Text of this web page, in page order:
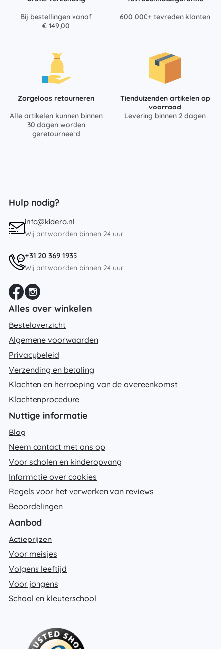
Bij bestellingen vanaf
€ 149,00
600 000+ tevreden klanten
Zorgeloos retourneren
Alle artikelen kunnen binnen
30 dagen worden
geretourneerd
Tienduizenden artikelen op
voorraad
Levering binnen 2 dagen
Hulp nodig?
info@kidero.nl
Wij antwoorden binnen 24 uur
+31 20 369 1935
Wij antwoorden binnen 24 uur
Alles over winkelen
Besteloverzicht
Algemene voorwaarden
Privacybeleid
Verzending en betaling
Klachten en herroeping van de overeenkomst
Klachtenprocedure
Nuttige informatie
Blog
Neem contact met ons op
Voor scholen en kinderopvang
Informatie over cookies
Regels voor het verwerken van reviews
Beoordelingen
Aanbod
Actieprijzen
Voor meisjes
Volgens leeftijd
Voor jongens
School en kleuterschool